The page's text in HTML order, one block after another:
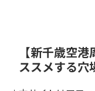
【新千歳空
ススメする穴